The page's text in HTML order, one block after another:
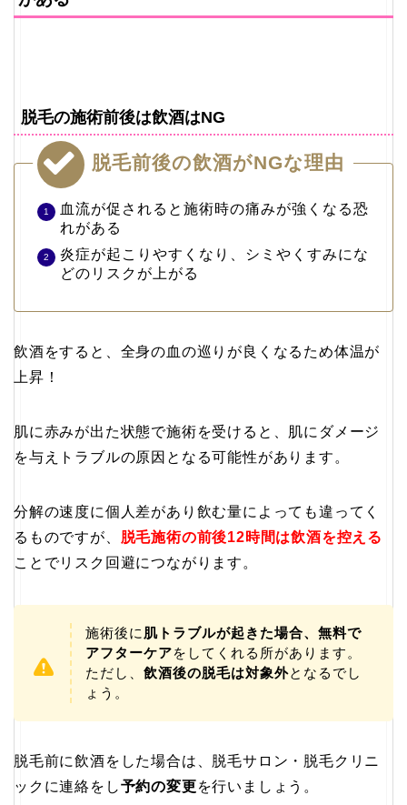
脱毛の施術前後は飲酒はNG
脱毛前後の飲酒がNGな理由
血流が促されると施術時の痛みが強くなる恐
れがある
炎症が起こりやすくなり、シミやくすみにな
どのリスクが上がる
飲酒をすると、全身の血の巡りが良くなるため体温が
上昇！
肌に赤みが出た状態で施術を受けると、肌にダメージ
を与えトラブルの原因となる可能性があります。
分解の速度に個人差があり飲む量によっても違ってく
るものですが、 脱毛施術の前後12時間は飲酒を控える
ことでリスク回避につながります。
施術後に 肌トラブルが起きた場合、無料で
アフターケアをしてくれる所があります。
ただし、 飲酒後の脱毛は対象外となるでし
ょう。
脱毛前に飲酒をした場合は、脱毛サロン・脱毛クリニ
ックに連絡をし予約の変更を行いましょう。